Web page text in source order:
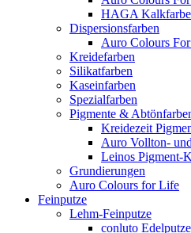
HAGA Kalkfarbe
Dispersionsfarben
Auro Colours
Kreidefarben
Silikatfarben
Kaseinfarben
Spezialfarben
Pigmente &
Kreidezeit
Auro Vollton-
Leinos Pigment-
Grundierungen
Auro Colours for Life
Feinputze
Lehm-Feinputze
conluto Edelputze